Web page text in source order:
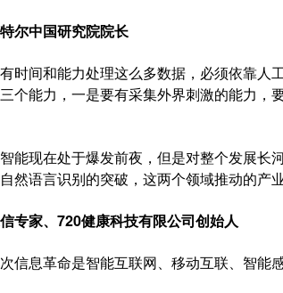
尔中国研究院院长
间和能力处理这么多数据，必须依靠人
个能力，一是要有采集外界刺激的能力，
现在处于爆发前夜，但是对整个发展长
然语言识别的突破，这两个领域推动的产
专家、720健康科技有限公司创始人
息革命是智能互联网、移动互联、智能感